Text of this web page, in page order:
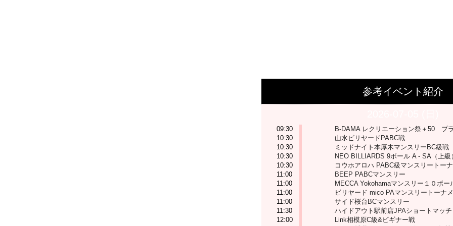
参考イベント紹介
09:30
B-DAMA レクリエーション祭＋50 プ
10:30
山水ビリヤードPABC戦
10:30
ミッドナイト本厚木マンスリーBC級戦
10:30
NEO BILLIARDS 9ボール A - SA（上級
10:30
コウホアロハ PABC級マンスリートー
11:00
BEEP PABCマンスリー
11:00
MECCA Yokohamaマンスリー１０ボー
11:00
ビリヤード mico PAマンスリートーナ
11:00
サイド桜台BCマンスリー
11:30
ハイドアウト駅前店JPAショートマッチ
12:00
Link相模原C級&ビギナー戦